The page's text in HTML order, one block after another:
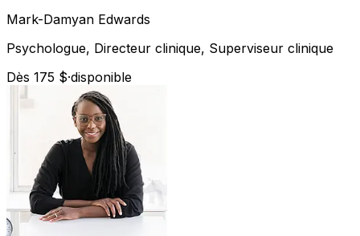
Mark-Damyan Edwards
Psychologue, Directeur clinique, Superviseur clinique
Dès 175 $·disponible